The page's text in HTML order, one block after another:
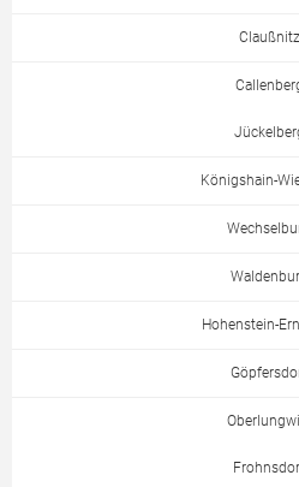
Claußnitz
Königshain-
Hohenstein-